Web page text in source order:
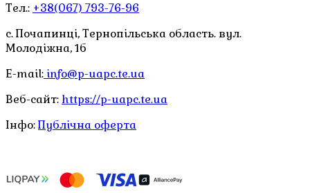
Тел.: +38(067) 793-76-96
с. Почапинці, Тернопільська область. вул.
Молодіжна, 1б
E-mail: info@p-uapc.te.ua
Веб-сайт: https://p-uapc.te.ua
Інфо:Публічна оферта